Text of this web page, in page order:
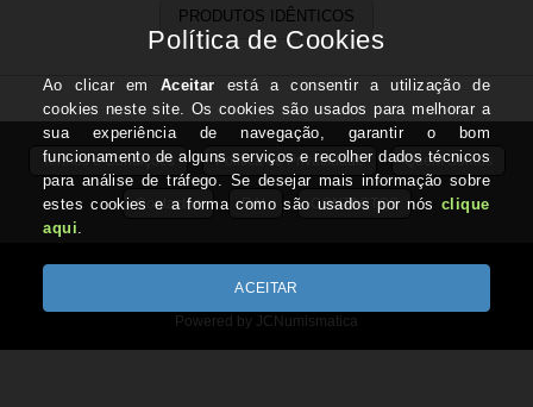
PRODUTOS IDÊNTICOS
Termos e Condições Politica de Privacidade Quem Somos
Contactos RAL CONTACTOS
Copyright © JCNUMISMATICA.com 2026
Powered by JCNumismatica